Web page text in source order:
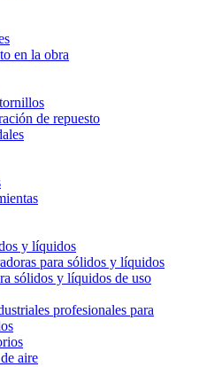
en la obra
de repuesto
y líquidos
para sólidos y líquidos
sólidos y líquidos de uso
profesionales para
aire